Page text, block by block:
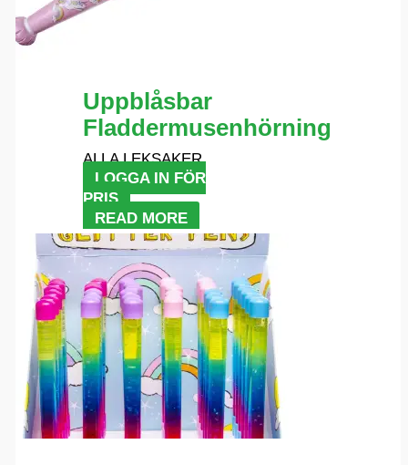
Uppblåsbar
Fladdermusenhörning
ALLA LEKSAKER
LOGGA IN FÖR
PRIS
READ MORE